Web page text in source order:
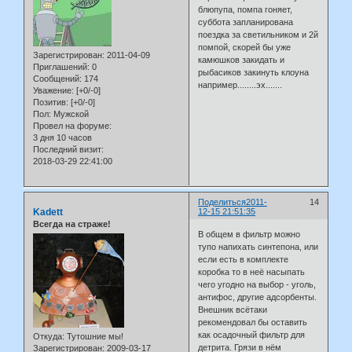
Зарегистрирован: 2011-04-09
Приглашений: 0
Сообщений: 174
Уважение: [+0/-0]
Позитив: [+0/-0]
Пол: Мужской
Провел на форуме:
3 дня 10 часов
Последний визит:
2018-03-29 22:41:00
блюпупа, помпа гоняет,
суббота запланирована
поездка за светильником и 2й
помпой, скорей бы уже
камюшков закидать и
рыбасиков закинуть клоуна
например........эх.......
Поделиться 14
2011-
12-15 21:51:35
Kadett
Всегда на страже!
Откуда: Тутошние мы!
Зарегистрирован: 2009-03-17
В общем в фильтр можно
тупо напихать синтепона, или
если есть в комплекте
коробка то в неё насыпать
чего угодно на выбор - уголь,
антифос, другие адсорбенты.
Внешник всётаки
рекомендовал бы оставить
как осадочный фильтр для
детрита. Грязи в нём